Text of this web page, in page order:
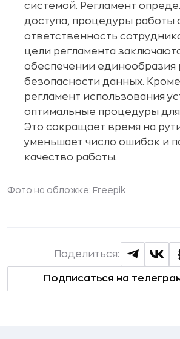
системой. Регламент
доступа, процедуры работы
ответственность
цели регламента
обеспечении единообразия
безопасности данных. Кроме
регламент использования
оптимальные процедуры
Это сокращает время на
уменьшает число ошибок и
качество работы.
Фото на обложке: Freepik
Подписаться на
Поделиться: